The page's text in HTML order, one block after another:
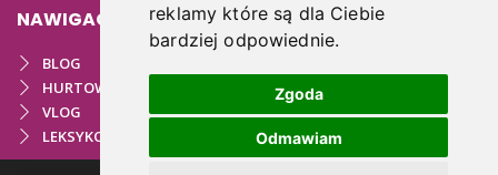
reklamy które są dla Ciebie
bardziej odpowiednie.
Zgoda
Odmawiam
NAWIGACJA
BLOG
HURTOWNIA
VLOG
LEKSYKON PODOLOGICZNY